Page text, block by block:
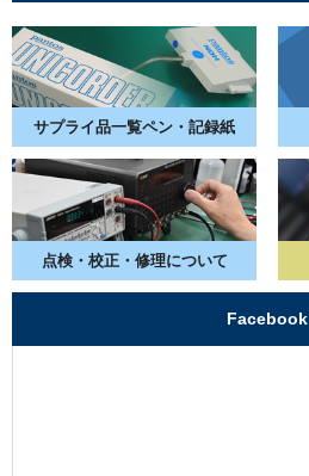
サプライ品一覧ペン・記録紙
点検・校正・ 修理について
Facebook